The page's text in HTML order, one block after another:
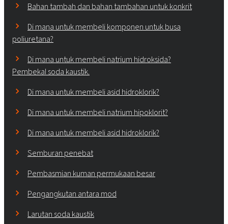
Bahan tambah dan bahan tambahan untuk konkrit
Di mana untuk membeli komponen untuk busa
poliuretana?
Di mana untuk membeli natrium hidroksida?
Pembekal soda kaustik.
Di mana untuk membeli asid hidroklorik?
Di mana untuk membeli natrium hipoklorit?
Di mana untuk membeli asid hidroklorik?
Semburan penebat
Pembasmian kuman permukaan besar
Pengangkutan antara mod
Larutan soda kaustik